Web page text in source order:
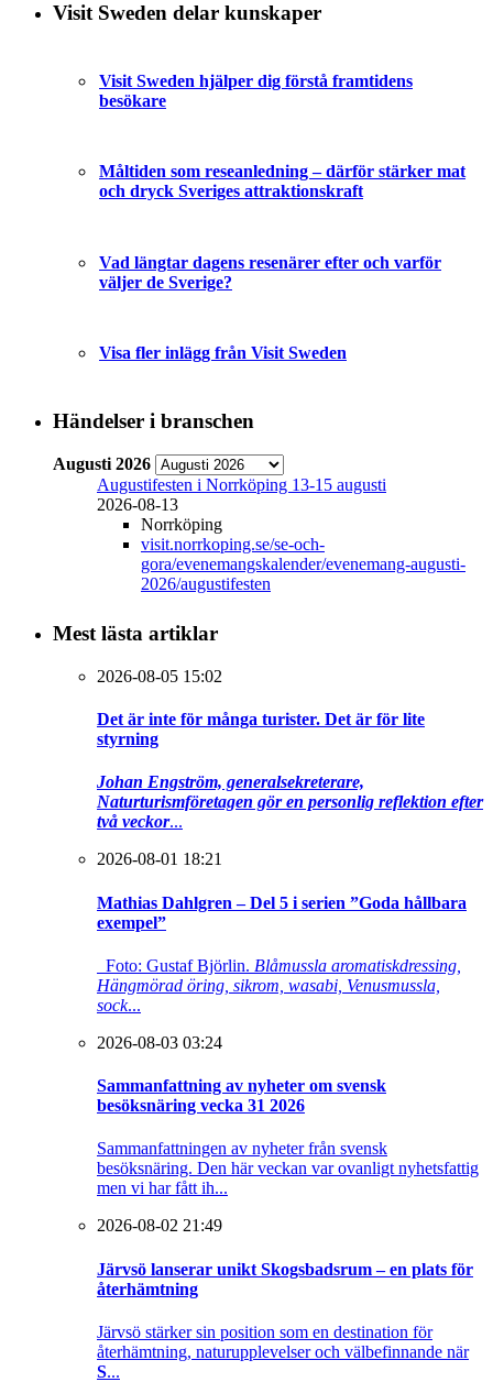
Visit Sweden delar kunskaper
Visit Sweden hjälper dig förstå framtidens
besökare
Måltiden som reseanledning – därför stärker mat
och dryck Sveriges attraktionskraft
Vad längtar dagens resenärer efter och varför
väljer de Sverige?
Visa fler inlägg från Visit Sweden
Händelser i branschen
Augusti 2026
Augustifesten i Norrköping 13-15 augusti
2026-08-13
Norrköping
visit.norrkoping.se/se-och-
gora/evenemangskalender/evenemang-augusti-
2026/augustifesten
Mest lästa artiklar
2026-08-05 15:02
Det är inte för många turister. Det är för lite
styrning
Johan Engström, generalsekreterare,
Naturturismföretagen gör en personlig reflektion efter
två veckor...
2026-08-01 18:21
Mathias Dahlgren – Del 5 i serien ”Goda hållbara
exempel”
Foto: Gustaf Björlin. Blåmussla aromatiskdressing,
Hängmörad öring, sikrom, wasabi, Venusmussla,
sock...
2026-08-03 03:24
Sammanfattning av nyheter om svensk
besöksnäring vecka 31 2026
Sammanfattningen av nyheter från svensk
besöksnäring. Den här veckan var ovanligt nyhetsfattig
men vi har fått ih...
2026-08-02 21:49
Järvsö lanserar unikt Skogsbadsrum – en plats för
återhämtning
Järvsö stärker sin position som en destination för
återhämtning, naturupplevelser och välbefinnande när
S...